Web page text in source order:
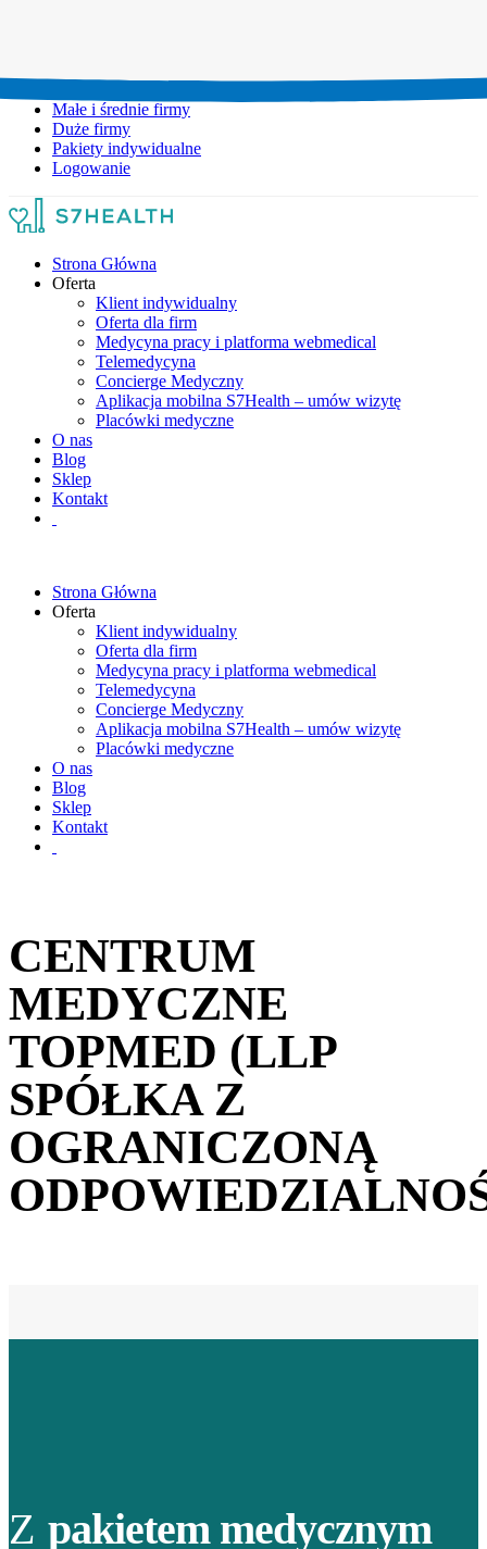
Małe i średnie firmy
Duże firmy
Pakiety indywidualne
Logowanie
Strona Główna
Oferta
Klient indywidualny
Oferta dla firm
Medycyna pracy i platforma webmedical
Telemedycyna
Concierge Medyczny
Aplikacja mobilna S7Health – umów wizytę
Placówki medyczne
O nas
Blog
Sklep
Kontakt
Strona Główna
Oferta
Klient indywidualny
Oferta dla firm
Medycyna pracy i platforma webmedical
Telemedycyna
Concierge Medyczny
Aplikacja mobilna S7Health – umów wizytę
Placówki medyczne
O nas
Blog
Sklep
Kontakt
CENTRUM
MEDYCZNE
TOPMED (LLP
SPÓŁKA Z
OGRANICZONĄ
Z pakietem medycznym